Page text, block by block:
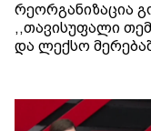
რეორგანიზაცია
,,თავისუფალი
და ლექსო